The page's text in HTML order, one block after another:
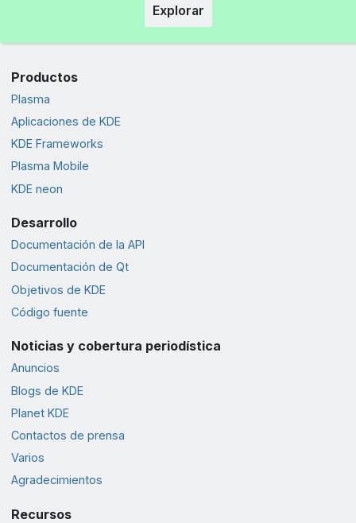
Explorar
Productos
Plasma
Aplicaciones de KDE
KDE Frameworks
Plasma Mobile
KDE neon
Desarrollo
Documentación de la API
Documentación de Qt
Objetivos de KDE
Código fuente
Noticias y cobertura periodística
Anuncios
Blogs de KDE
Planet KDE
Contactos de prensa
Varios
Agradecimientos
Recursos